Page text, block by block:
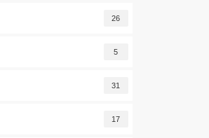
26
5
31
17